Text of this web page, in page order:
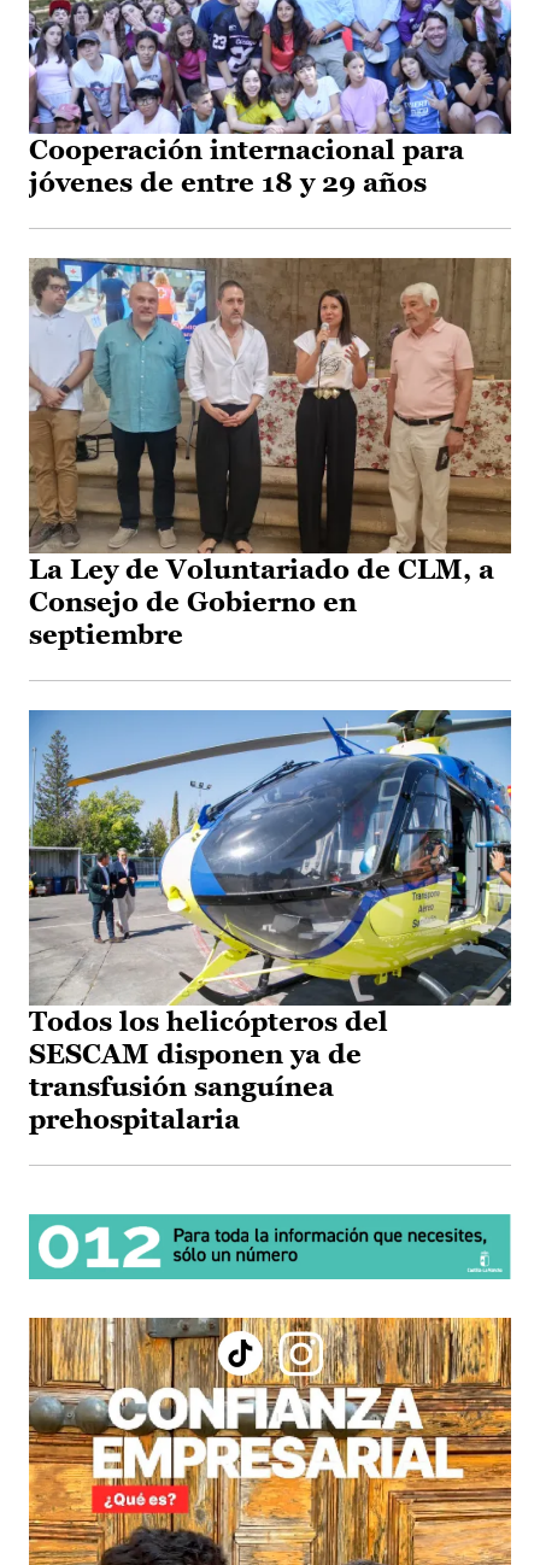
Cooperación internacional para
jóvenes de entre 18 y 29 años
La Ley de Voluntariado de CLM, a
Consejo de Gobierno en
septiembre
Todos los helicópteros del
SESCAM disponen ya de
transfusión sanguínea
prehospitalaria